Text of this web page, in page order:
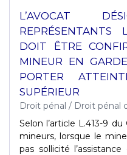
L’AVOCAT
REPRÉSENTANTS
DOIT ÊTRE
MINEUR EN
PORTER
SUPÉRIEUR
Droit pénal / Droit pénal
Selon l’article L.413-9
mineurs, lorsque le
pas sollicité